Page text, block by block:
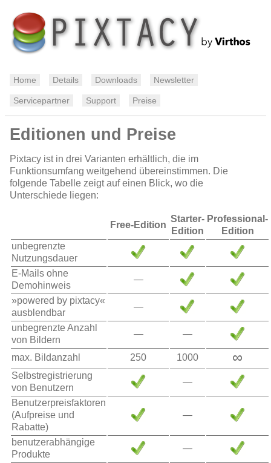
Home Details Downloads Newsletter
Servicepartner Support Preise
Editionen und Preise
Pixtacy ist in drei Varianten erhältlich, die im
Funktionsumfang weitgehend übereinstimmen. Die
folgende Tabelle zeigt auf einen Blick, wo die
Unterschiede liegen:
Free-Edition
Starter-
Edition
Professional-
Edition
unbegrenzte
Nutzungsdauer
E-Mails ohne
Demohinweis
—
»powered by pixtacy«
ausblendbar
—
unbegrenzte Anzahl
von Bildern
— —
max. Bildanzahl 250 1000 ∞
Selbstregistrierung
von Benutzern
—
Benutzerpreisfaktoren
(Aufpreise und
Rabatte)
—
benutzerabhängige
Produkte
—